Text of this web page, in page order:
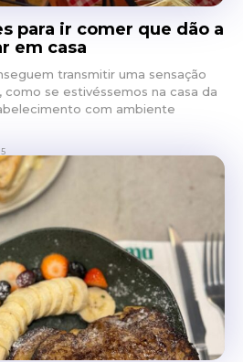
para ir comer que dão a
em casa
transmitir uma sensação
como se estivéssemos na casa da
com ambiente